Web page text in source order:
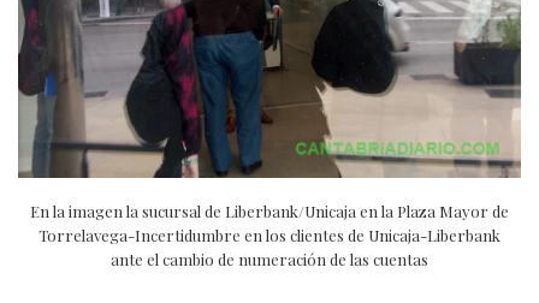
En la imagen la sucursal de Liberbank/Unicaja en la Plaza Mayor de
Torrelavega-Incertidumbre en los clientes de Unicaja-Liberbank
ante el cambio de numeración de las cuentas